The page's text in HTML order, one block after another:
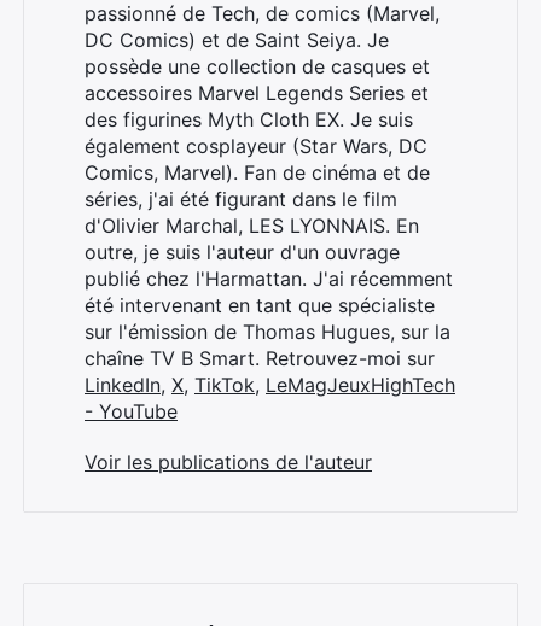
passionné de Tech, de comics (Marvel,
DC Comics) et de Saint Seiya. Je
possède une collection de casques et
accessoires Marvel Legends Series et
des figurines Myth Cloth EX. Je suis
également cosplayeur (Star Wars, DC
Comics, Marvel). Fan de cinéma et de
séries, j'ai été figurant dans le film
d'Olivier Marchal, LES LYONNAIS. En
outre, je suis l'auteur d'un ouvrage
publié chez l'Harmattan. J'ai récemment
été intervenant en tant que spécialiste
sur l'émission de Thomas Hugues, sur la
chaîne TV B Smart. Retrouvez-moi sur
LinkedIn, X, TikTok, LeMagJeuxHighTech
- YouTube
Voir les publications de l'auteur